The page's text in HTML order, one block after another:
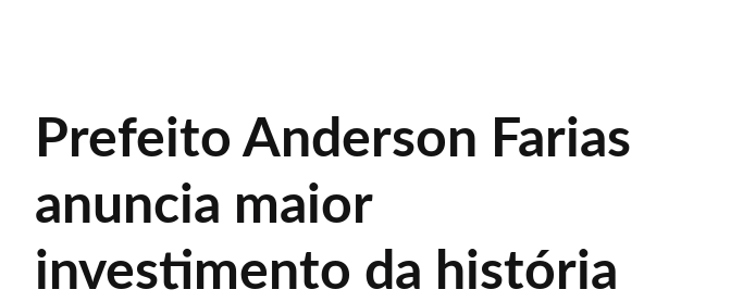
Prefeito Anderson Farias
anuncia maior
investimento da história